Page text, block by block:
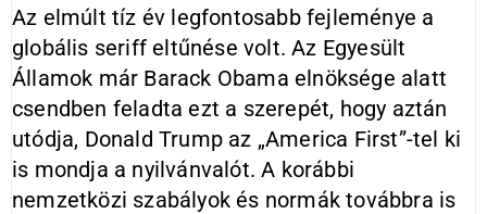
Az elmúlt tíz év legfontosabb fejleménye a
globális seriff eltűnése volt. Az Egyesült
Államok már Barack Obama elnöksége alatt
csendben feladta ezt a szerepét, hogy aztán
utódja, Donald Trump az „America First”-tel ki
is mondja a nyilvánvalót. A korábbi
nemzetközi szabályok és normák továbbra is